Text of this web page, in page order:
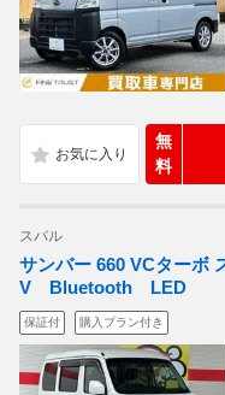
無
料
スバル
サンバー 660 VCターボ
V Bluetooth LED
保証付 購入プラン付き